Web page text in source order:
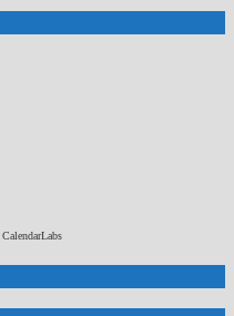
CalendarLabs